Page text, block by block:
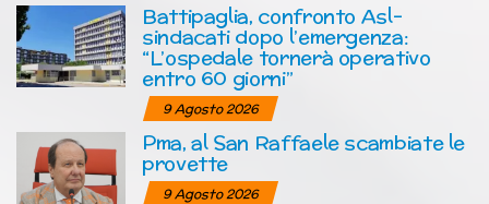
Battipaglia, confronto Asl-
sindacati dopo l’emergenza:
“L’ospedale tornerà operativo
entro 60 giorni”
9 Agosto 2026
Pma, al San Raffaele scambiate le
provette
9 Agosto 2026